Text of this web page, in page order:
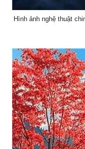
Hình ảnh nghệ thuật